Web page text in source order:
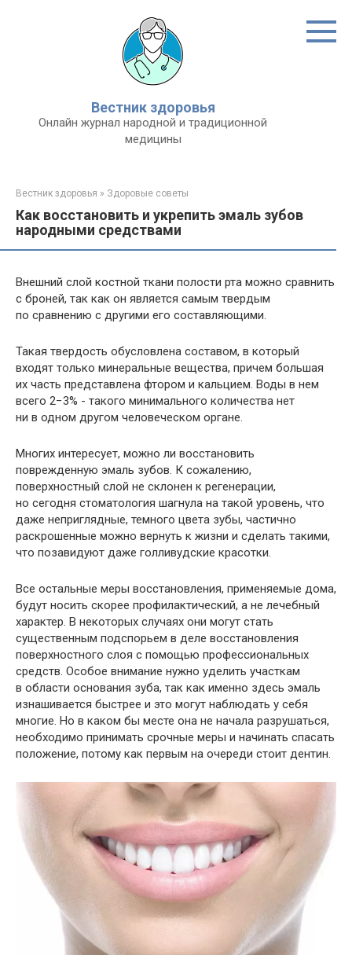
Вестник здоровья
Онлайн журнал народной и традиционной
медицины
Вестник здоровья » Здоровые советы
Как восстановить и укрепить эмаль зубов
народными средствами
Внешний слой костной ткани полости рта можно сравнить
с броней, так как он является самым твердым
по сравнению с другими его составляющими.
Такая твердость обусловлена составом, в который
входят только минеральные вещества, причем большая
их часть представлена фтором и кальцием. Воды в нем
всего 2−3% - такого минимального количества нет
ни в одном другом человеческом органе.
Многих интересует, можно ли восстановить
поврежденную эмаль зубов. К сожалению,
поверхностный слой не склонен к регенерации,
но сегодня стоматология шагнула на такой уровень, что
даже неприглядные, темного цвета зубы, частично
раскрошенные можно вернуть к жизни и сделать такими,
что позавидуют даже голливудские красотки.
Все остальные меры восстановления, применяемые дома,
будут носить скорее профилактический, а не лечебный
характер. В некоторых случаях они могут стать
существенным подспорьем в деле восстановления
поверхностного слоя с помощью профессиональных
средств. Особое внимание нужно уделить участкам
в области основания зуба, так как именно здесь эмаль
изнашивается быстрее и это могут наблюдать у себя
многие. Но в каком бы месте она не начала разрушаться,
необходимо принимать срочные меры и начинать спасать
положение, потому как первым на очереди стоит дентин.